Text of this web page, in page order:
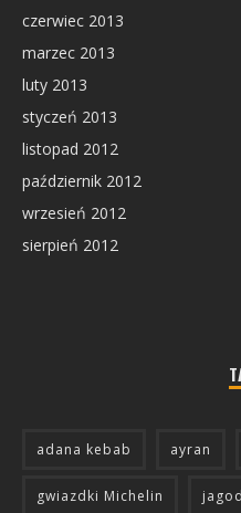
czerwiec 2013
marzec 2013
luty 2013
styczeń 2013
listopad 2012
październik 2012
wrzesień 2012
sierpień 2012
adana kebab ayran
gwiazdki Michelin